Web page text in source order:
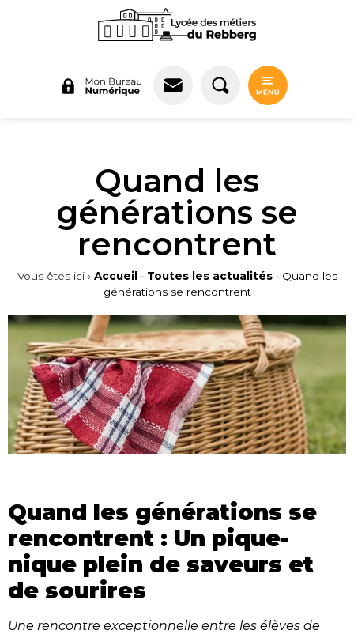
Quand les
générations se
rencontrent
Vous êtes ici › Accueil • Toutes les actualités• Quand les
générations se rencontrent
Quand les générations se
rencontrent : Un pique-
nique plein de saveurs et
de sourires
Une rencontre exceptionnelle entre les élèves de
Panneau de gestion des cookies